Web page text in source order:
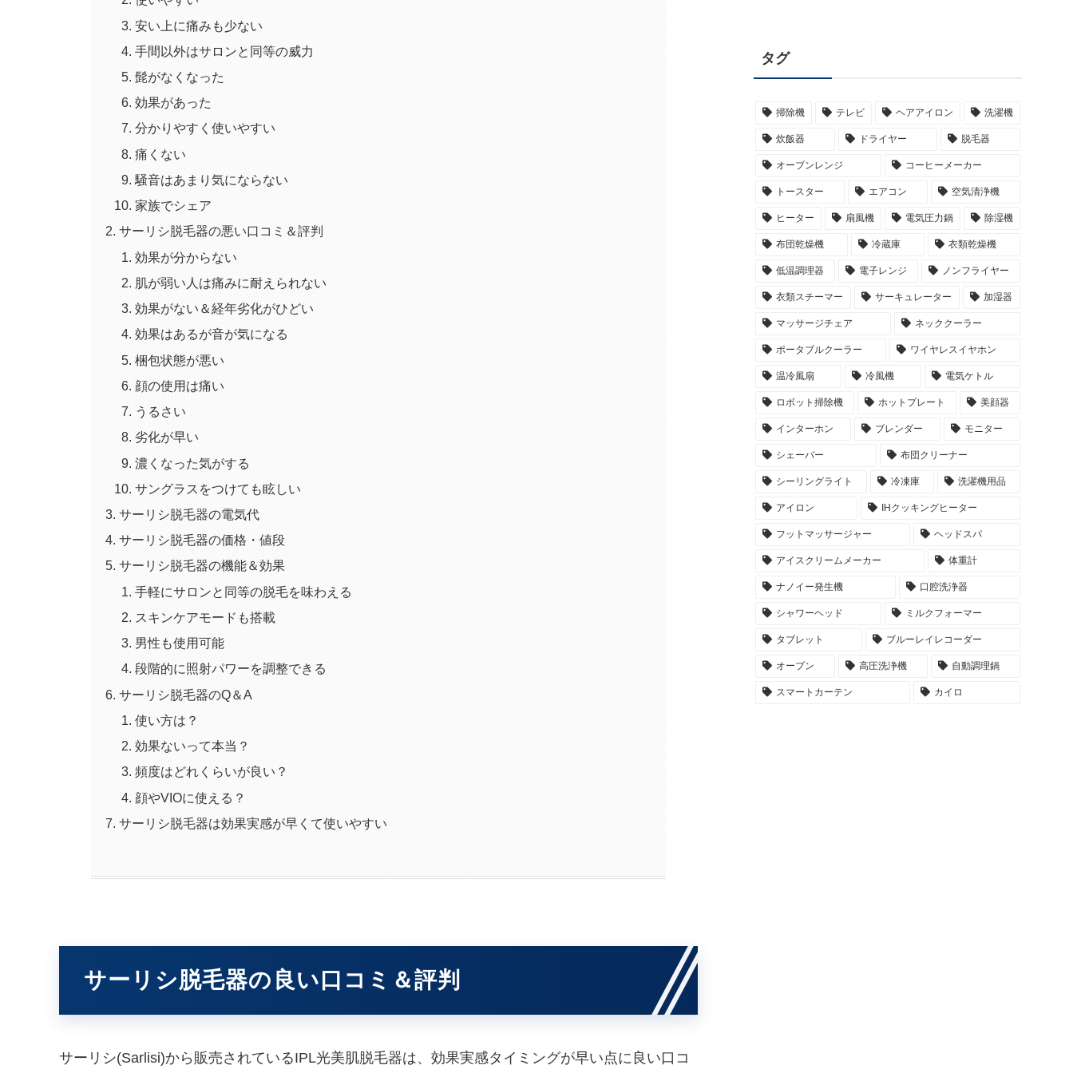
安い上に痛みも少ない
手間以外はサロンと同等の威力
髭がなくなった
効果があった
分かりやすく使いやすい
痛くない
騒音はあまり気にならない
家族でシェア
サーリシ脱毛器の悪い口コミ＆評判
効果が分からない
肌が弱い人は痛みに耐えられない
効果がない＆経年劣化がひどい
効果はあるが音が気になる
梱包状態が悪い
顔の使用は痛い
うるさい
劣化が早い
濃くなった気がする
サングラスをつけても眩しい
サーリシ脱毛器の電気代
サーリシ脱毛器の価格・値段
サーリシ脱毛器の機能＆効果
手軽にサロンと同等の脱毛を味わえる
スキンケアモードも搭載
男性も使用可能
段階的に照射パワーを調整できる
サーリシ脱毛器のQ＆A
使い方は？
効果ないって本当？
頻度はどれくらいが良い？
顔やVIOに使える？
サーリシ脱毛器は効果実感が早くて使いやすい
サーリシ脱毛器の良い口コミ＆評判
サーリシ(Sarlisi)から販売されているIPL光美肌脱毛器は、効果実感タイミングが早い点に良い口コ
タグ
掃除機 テレビ ヘアアイロン 洗濯機
炊飯器 ドライヤー 脱毛器
オーブンレンジ コーヒーメーカー
トースター エアコン 空気清浄機
ヒーター 扇風機 電気圧力鍋 除湿機
布団乾燥機 冷蔵庫 衣類乾燥機
低温調理器 電子レンジ ノンフライヤー
衣類スチーマー サーキュレーター 加湿器
マッサージチェア ネッククーラー
ポータブルクーラー ワイヤレスイヤホン
温冷風扇 冷風機 電気ケトル
ロボット掃除機 ホットプレート 美顔器
インターホン ブレンダー モニター
シェーバー 布団クリーナー
シーリングライト 冷凍庫 洗濯機用品
アイロン IHクッキングヒーター
フットマッサージャー ヘッドスパ
アイスクリームメーカー 体重計
ナノイー発生機 口腔洗浄器
シャワーヘッド ミルクフォーマー
タブレット ブルーレイレコーダー
オーブン 高圧洗浄機 自動調理鍋
スマートカーテン カイロ